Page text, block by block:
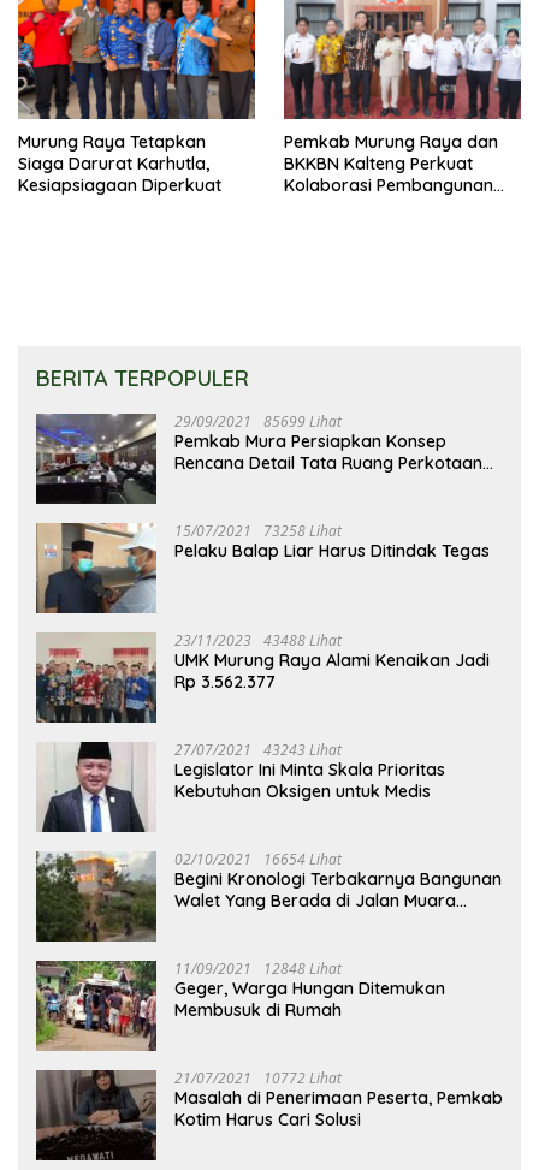
Murung Raya Tetapkan
Siaga Darurat Karhutla,
Kesiapsiagaan Diperkuat
Pemkab Murung Raya dan
BKKBN Kalteng Perkuat
Kolaborasi Pembangunan
BERITA TERPOPULER
29/09/2021 85699 Lihat
Pemkab Mura Persiapkan Konsep
Rencana Detail Tata Ruang Perkotaan
15/07/2021 73258 Lihat
Pelaku Balap Liar Harus Ditindak Tegas
23/11/2023 43488 Lihat
UMK Murung Raya Alami Kenaikan Jadi
Rp 3.562.377
27/07/2021 43243 Lihat
Legislator Ini Minta Skala Prioritas
Kebutuhan Oksigen untuk Medis
02/10/2021 16654 Lihat
Begini Kronologi Terbakarnya Bangunan
Walet Yang Berada di Jalan Muara
11/09/2021 12848 Lihat
Geger, Warga Hungan Ditemukan
Membusuk di Rumah
21/07/2021 10772 Lihat
Masalah di Penerimaan Peserta, Pemkab
Kotim Harus Cari Solusi